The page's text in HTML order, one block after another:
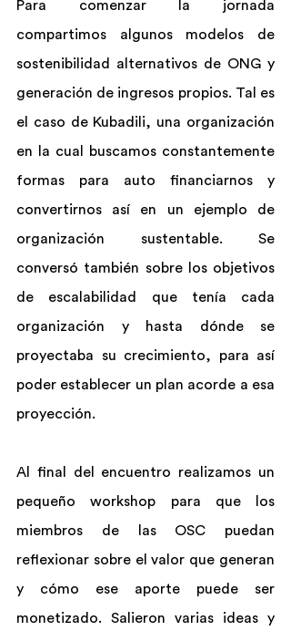
Para comenzar la jornada
compartimos algunos modelos de
sostenibilidad alternativos de ONG y
generación de ingresos propios. Tal es
el caso de Kubadili, una organización
en la cual buscamos constantemente
formas para auto financiarnos y
convertirnos así en un ejemplo de
organización sustentable. Se
conversó también sobre los objetivos
de escalabilidad que tenía cada
organización y hasta dónde se
proyectaba su crecimiento, para así
poder establecer un plan acorde a esa
proyección.
Al final del encuentro realizamos un
pequeño workshop para que los
miembros de las OSC puedan
reflexionar sobre el valor que generan
y cómo ese aporte puede ser
monetizado. Salieron varias ideas y